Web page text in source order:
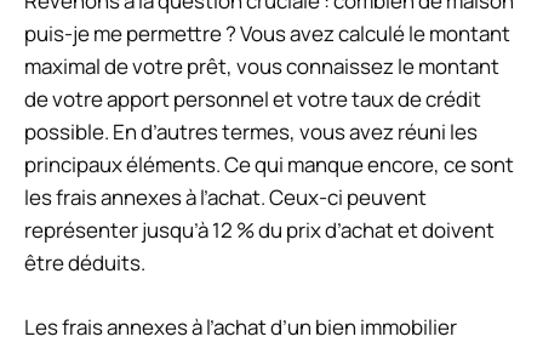
puis-je me permettre ? Vous avez calculé le montant
maximal de votre prêt, vous connaissez le montant
de votre apport personnel et votre taux de crédit
possible. En d’autres termes, vous avez réuni les
principaux éléments. Ce qui manque encore, ce sont
les frais annexes à l’achat. Ceux-ci peuvent
représenter jusqu’à 12 % du prix d’achat et doivent
être déduits.
Les frais annexes à l’achat d’un bien immobilier